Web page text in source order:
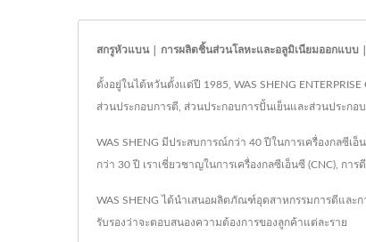
สกรูหัวแบน | การผลิตชิ้นส่วนโลหะและอลูมิเนียมออกแบบ |
ตั้งอยู่ในไต้หวันตั้งแต่ปี 1985, WAS SHENG
ส่วนประกอบการตี, ส่วนประกอบการปั้นเย็นและส่วนประกอบ
WAS SHENG มีประสบการณ์กว่า 40 ปีในการเครื่องกลซี
กว่า 30 ปี เราเชี่ยวชาญในการเครื่องกลซีเอ็นซี (CNC),
WAS SHENG ได้นำเสนอผลิตภัณฑ์อุตสาหกรรมการตีแล
รับรองว่าจะตอบสนองความต้องการของลูกค้าแต่ละราย